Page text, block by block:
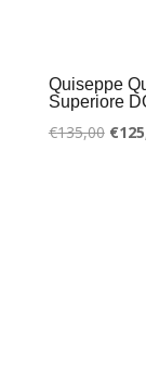
Quiseppe
Superiore
€135,00 €